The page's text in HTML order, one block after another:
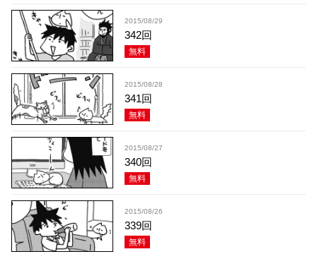
2015/08/29
342回
無料
2015/08/28
341回
無料
2015/08/27
340回
無料
2015/08/26
339回
無料